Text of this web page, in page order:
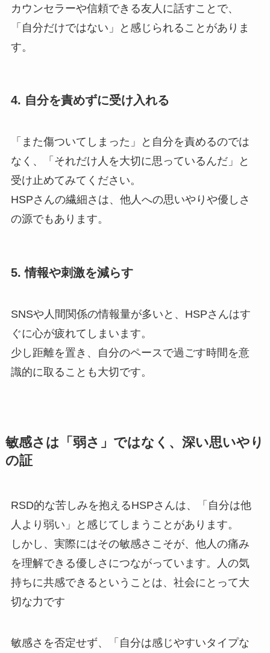
カウンセラーや信頼できる友人に話すことで、
「自分だけではない」と感じられることがありま
す。
4. 自分を責めずに受け入れる
「また傷ついてしまった」と自分を責めるのでは
なく、「それだけ人を大切に思っているんだ」と
受け止めてみてください。
HSPさんの繊細さは、他人への思いやりや優しさ
の源でもあります。
5. 情報や刺激を減らす
SNSや人間関係の情報量が多いと、HSPさんはす
ぐに心が疲れてしまいます。
少し距離を置き、自分のペースで過ごす時間を意
識的に取ることも大切です。
敏感さは「弱さ」ではなく、深い思いやり
の証
RSD的な苦しみを抱えるHSPさんは、「自分は他
人より弱い」と感じてしまうことがあります。
しかし、実際にはその敏感さこそが、他人の痛み
を理解できる優しさにつながっています。人の気
持ちに共感できるということは、社会にとって大
切な力です
敏感さを否定せず、「自分は感じやすいタイプな